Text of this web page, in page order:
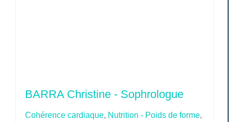
BARRA Christine - Sophrologue
Cohérence cardiaque, Nutrition - Poids de forme,